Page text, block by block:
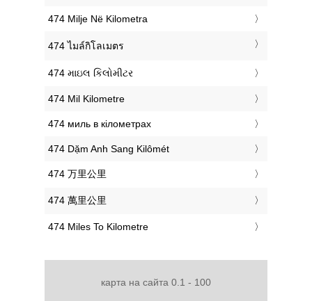
‎474 Milje Në Kilometra
‎474 ไมล์กิโลเมตร
‎474 માઇલ કિલોમીટર
‎474 Mil Kilometre
‎474 миль в кілометрах
‎474 Dặm Anh Sang Kilômét
‎474 万里公里
‎474 萬里公里
‎474 Miles To Kilometre
карта на сайта 0.1 - 100